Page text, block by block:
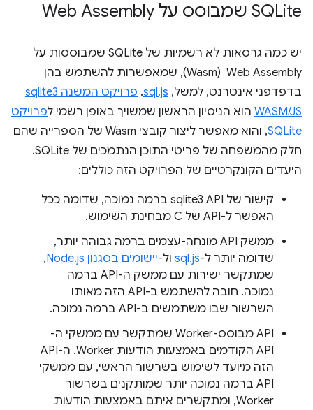
‫SQLite שמבוסס על Web Assembly
יש כמה גרסאות לא רשמיות של SQLite שמבוססות על
Web Assembly ‏ (Wasm), שמאפשרות להשתמש בהן
בדפדפני אינטרנט, למשל, sql.js
.
פרויקט המשנה sqlite3
WASM/JS הוא הניסיון הראשון שמשויך באופן רשמי לפרויקט
SQLite
, והוא מאפשר ליצור קובצי Wasm של הספרייה שהם
חלק מהמשפחה של פריטי התוכן הנתמכים של SQLite.
היעדים הקונקרטיים של הפרויקט הזה כוללים:
קישור של sqlite3 API ברמה נמוכה, שדומה ככל
האפשר ל-API של C מבחינת השימוש.
ממשק API מונחה-עצמים ברמה גבוהה יותר,
שדומה יותר ל-sql.js ול-יישומים בסגנון Node.js
,
שמתקשר ישירות עם ממשק ה-API ברמה
נמוכה. חובה להשתמש ב-API הזה מאותו
השרשור שבו משתמשים ב-API ברמה נמוכה.
‫API מבוסס-Worker שמתקשר עם ממשקי ה-
API הקודמים באמצעות הודעות Worker. ה-API
הזה מיועד לשימוש בשרשור הראשי, עם ממשקי
API ברמה נמוכה יותר שמותקנים בשרשור
Worker, ומתקשרים איתם באמצעות הודעות